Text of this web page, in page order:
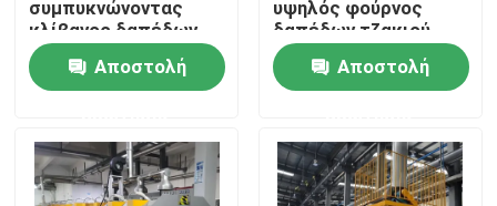
Σπίτι
Περίπου εμείς
συμπυκνώνοντας
κλίβανος δαπέδων
τζακιού κυλίνδρων
φούρνων για τα υλικά
μπαταριών λίθιου
Αποστολή
υψηλός φούρνος
δαπέδων τζακιού
κυλίνδρων
ατμόσφαιρας
νικελίου τριαδικός
Αποστολή